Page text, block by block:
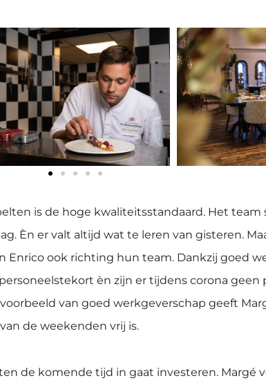
is de hoge kwaliteitsstandaard. Het team
Èn er valt altijd wat te leren van gisteren.
Enrico ook richting hun team. Dankzij goed
èn zijn er tijdens corona geen
van goed werkgeverschap geeft
de weekenden vrij is.
de komende tijd in gaat investeren. Margé